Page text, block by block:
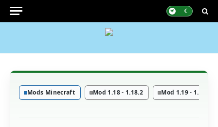
Mods Minecraft Mod 1.18 - 1.18.2 Mod 1.19 - 1.19.4